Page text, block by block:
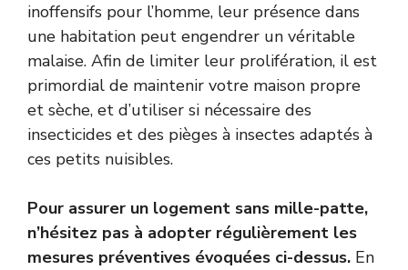
inoffensifs pour l’homme, leur présence dans
une habitation peut engendrer un véritable
malaise. Afin de limiter leur prolifération, il est
primordial de maintenir votre maison propre
et sèche, et d’utiliser si nécessaire des
insecticides et des pièges à insectes adaptés à
ces petits nuisibles.
Pour assurer un logement sans mille-patte,
n’hésitez pas à adopter régulièrement les
mesures préventives évoquées ci-dessus. En